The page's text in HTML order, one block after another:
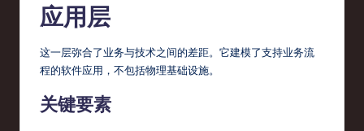
应用层
这一层弥合了业务与技术之间的差距。它建模了支持业务流
程的软件应用，不包括物理基础设施。
关键要素